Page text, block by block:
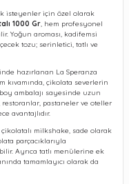
isteyenler için özel olarak
1000 Gr, hem profesyonel
Yoğun aroması, kadifemsi
tozu; serinletici, tatlı ve
hazırlanan La Speranza
kıvamında, çikolata severlerin
ambalajı sayesinde uzun
pastaneler ve oteller
avantajlıdır.
milkshake, sade olarak
parçacıklarıyla
Ayrıca tatlı menülerine ek
tamamlayıcı olarak da